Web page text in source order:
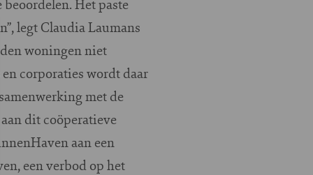
legt Claudia Laumans
woningen niet
corporaties wordt daar
met de
dit coöperatieve
aan een
een verbod op het